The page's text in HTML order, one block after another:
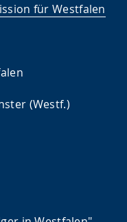
für Westfalen
(Westf.)